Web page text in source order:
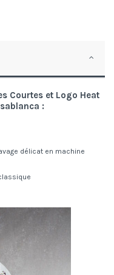
Courtes et Logo Heat
:
délicat en machine